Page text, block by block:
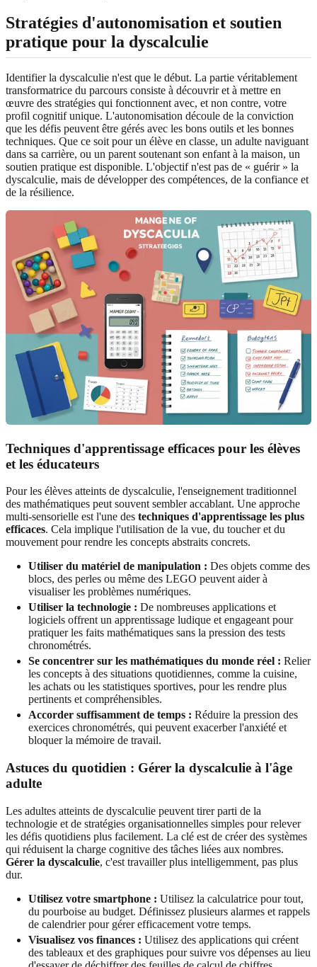
Stratégies d'autonomisation et soutien
pratique pour la dyscalculie
Identifier la dyscalculie n'est que le début. La partie véritablement
transformatrice du parcours consiste à découvrir et à mettre en
œuvre des stratégies qui fonctionnent avec, et non contre, votre
profil cognitif unique. L'autonomisation découle de la conviction
que les défis peuvent être gérés avec les bons outils et les bonnes
techniques. Que ce soit pour un élève en classe, un adulte naviguant
dans sa carrière, ou un parent soutenant son enfant à la maison, un
soutien pratique est disponible. L'objectif n'est pas de « guérir » la
dyscalculie, mais de développer des compétences, de la confiance et
de la résilience.
Techniques d'apprentissage efficaces pour les élèves
et les éducateurs
Pour les élèves atteints de dyscalculie, l'enseignement traditionnel
des mathématiques peut souvent sembler accablant. Une approche
multi-sensorielle est l'une des techniques d'apprentissage les plus
efficaces. Cela implique l'utilisation de la vue, du toucher et du
mouvement pour rendre les concepts abstraits concrets.
Utiliser du matériel de manipulation : Des objets comme des
blocs, des perles ou même des LEGO peuvent aider à
visualiser les problèmes numériques.
Utiliser la technologie : De nombreuses applications et
logiciels offrent un apprentissage ludique et engageant pour
pratiquer les faits mathématiques sans la pression des tests
chronométrés.
Se concentrer sur les mathématiques du monde réel : Relier
les concepts à des situations quotidiennes, comme la cuisine,
les achats ou les statistiques sportives, pour les rendre plus
pertinents et compréhensibles.
Accorder suffisamment de temps : Réduire la pression des
exercices chronométrés, qui peuvent exacerber l'anxiété et
bloquer la mémoire de travail.
Astuces du quotidien : Gérer la dyscalculie à l'âge
adulte
Les adultes atteints de dyscalculie peuvent tirer parti de la
technologie et de stratégies organisationnelles simples pour relever
les défis quotidiens plus facilement. La clé est de créer des systèmes
qui réduisent la charge cognitive des tâches liées aux nombres.
Gérer la dyscalculie, c'est travailler plus intelligemment, pas plus
dur.
Utilisez votre smartphone : Utilisez la calculatrice pour tout,
du pourboise au budget. Définissez plusieurs alarmes et rappels
de calendrier pour gérer efficacement votre temps.
Visualisez vos finances : Utilisez des applications qui créent
des tableaux et des graphiques pour suivre vos dépenses au lieu